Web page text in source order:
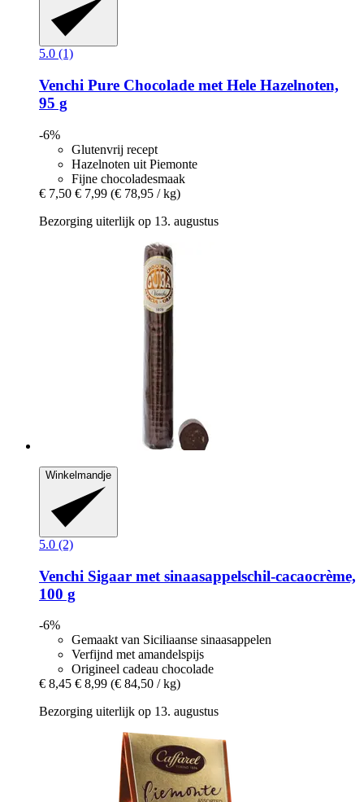
5.0 (1)
Venchi Pure Chocolade met Hele Hazelnoten,
95 g
-6%
Glutenvrij recept
Hazelnoten uit Piemonte
Fijne chocoladesmaak
€ 7,50 € 7,99 (€ 78,95 / kg)
Bezorging uiterlijk op 13. augustus
Winkelmandje
5.0 (2)
Venchi Sigaar met sinaasappelschil-​cacaocrème,
100 g
-6%
Gemaakt van Siciliaanse sinaasappelen
Verfijnd met amandelspijs
Origineel cadeau chocolade
€ 8,45 € 8,99 (€ 84,50 / kg)
Bezorging uiterlijk op 13. augustus